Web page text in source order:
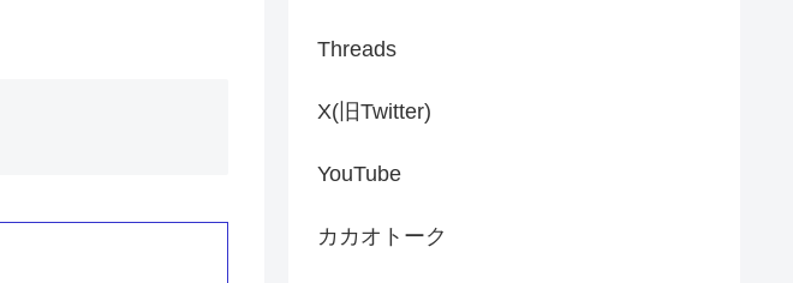
Threads
X(旧Twitter)
YouTube
カカオトーク